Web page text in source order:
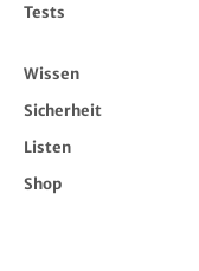
Tests
Wissen
Sicherheit
Listen
Shop